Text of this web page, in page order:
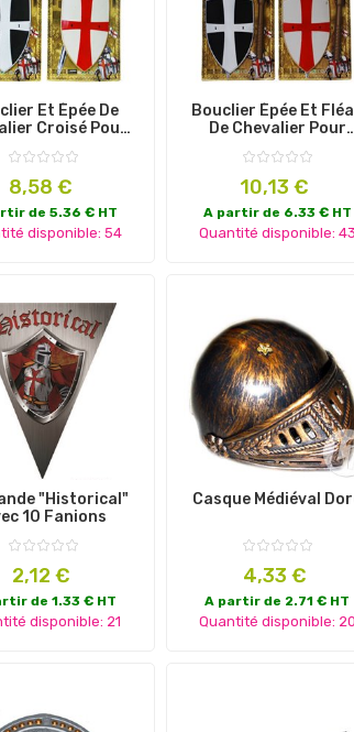
Et Épée De
Croisé Pour
Prix
8,58 €
de 5.36 € HT
disponible: 54
Bouclier Épée Et
De Chevalier Pour
Prix
10,13 €
A partir de 6.33 € HT
Quantité disponible: 43
"Historical"
10 Fanions
Prix
2,12 €
de 1.33 € HT
disponible: 21
Casque Médiéval
Prix
4,33 €
A partir de 2.71 € HT
Quantité disponible: 20